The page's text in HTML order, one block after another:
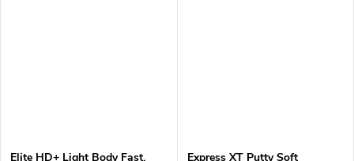
Elite HD+ Light Body Fast,
Express XT Putty Soft